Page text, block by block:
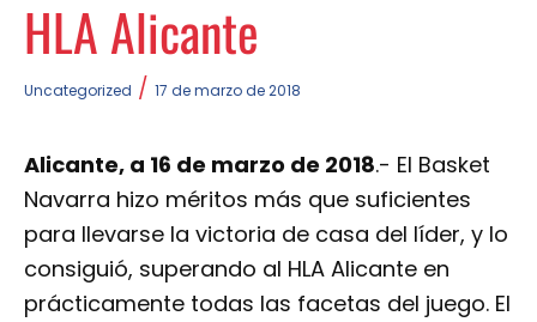
HLA Alicante
Uncategorized / 17 de marzo de 2018
Alicante, a 16 de marzo de 2018.- El Basket
Navarra hizo méritos más que suficientes
para llevarse la victoria de casa del líder, y lo
consiguió, superando al HLA Alicante en
prácticamente todas las facetas del juego. El